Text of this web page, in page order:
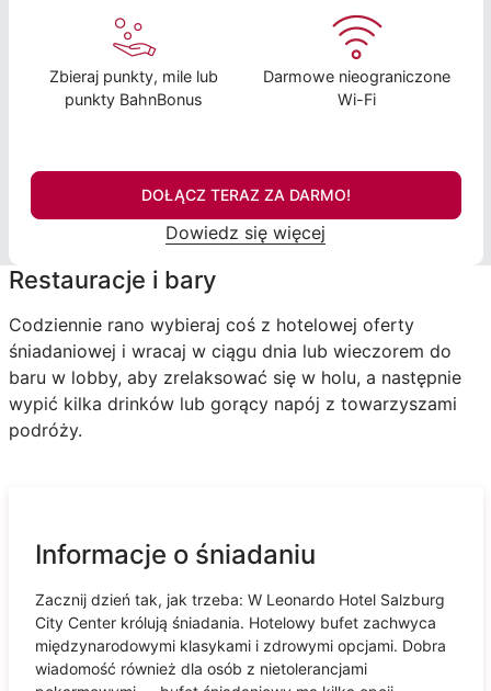
Zbieraj punkty, mile lub
punkty BahnBonus
Darmowe nieograniczone
Wi-Fi
DOŁĄCZ TERAZ ZA DARMO!
Dowiedz się więcej
Restauracje i bary
Codziennie rano wybieraj coś z hotelowej oferty
śniadaniowej i wracaj w ciągu dnia lub wieczorem do
baru w lobby, aby zrelaksować się w holu, a następnie
wypić kilka drinków lub gorący napój z towarzyszami
podróży.
Informacje o śniadaniu
Zacznij dzień tak, jak trzeba: W Leonardo Hotel Salzburg
City Center królują śniadania. Hotelowy bufet zachwyca
międzynarodowymi klasykami i zdrowymi opcjami. Dobra
wiadomość również dla osób z nietolerancjami